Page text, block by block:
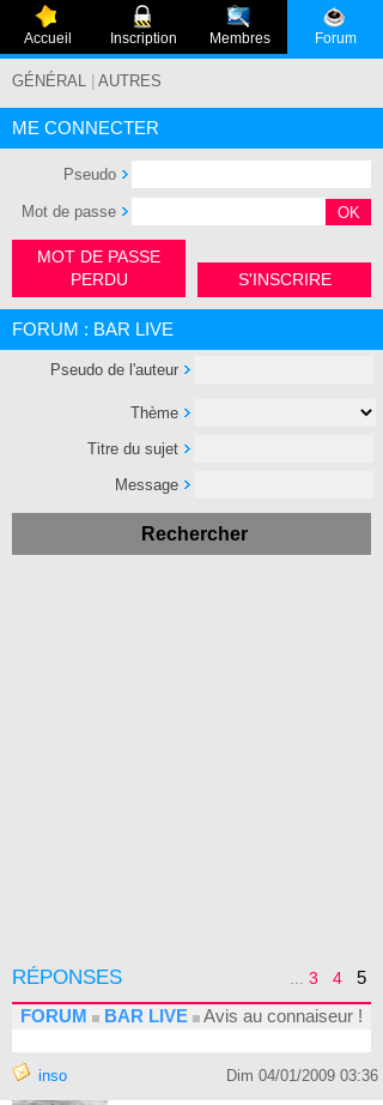
Accueil Inscription Membres Forum
GÉNÉRAL AUTRES
ME CONNECTER
Pseudo
Mot de passe
MOT DE PASSE
PERDU
S'INSCRIRE
FORUM : BAR LIVE
Pseudo de l'auteur
Thème
Titre du sujet
Message
RÉPONSES 3 4
5
FORUM
BAR LIVE Avis au connaiseur !
inso Dim 04/01/2009 03:36